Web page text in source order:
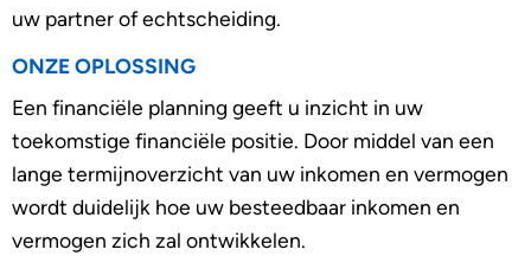
uw partner of echtscheiding.
ONZE OPLOSSING
Een financiële planning geeft u inzicht in uw
toekomstige financiële positie. Door middel van een
lange termijnoverzicht van uw inkomen en vermogen
wordt duidelijk hoe uw besteedbaar inkomen en
vermogen zich zal ontwikkelen.